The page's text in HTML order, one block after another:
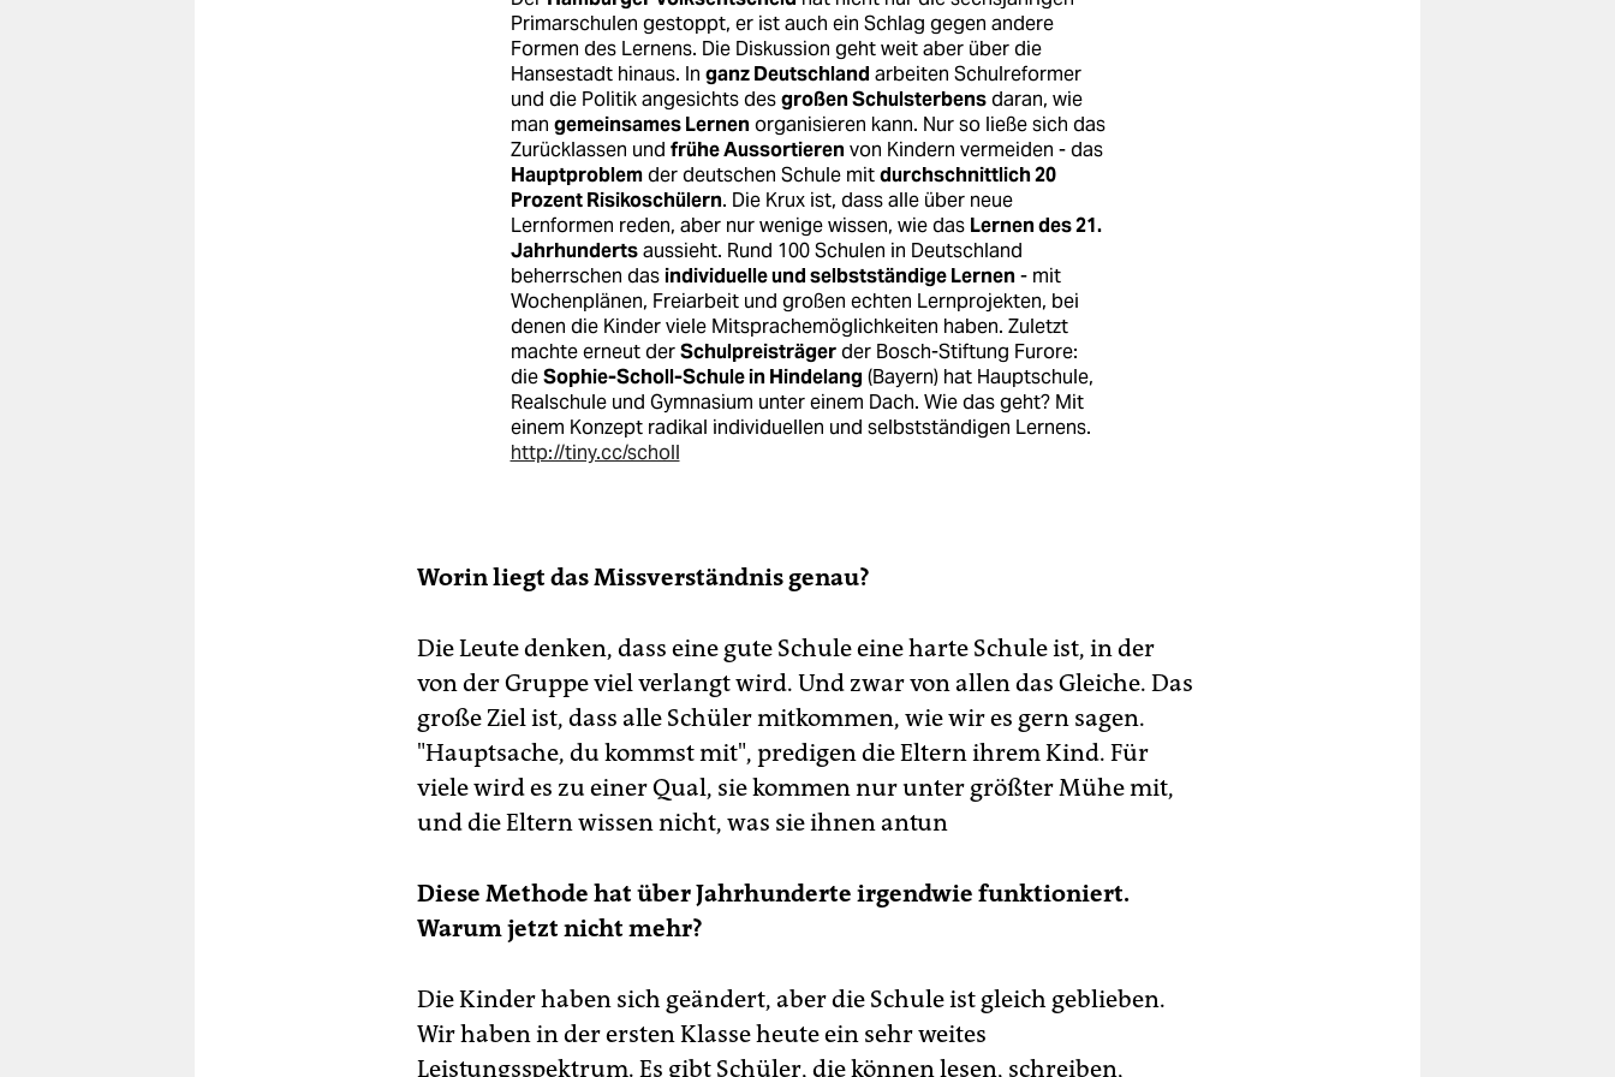
Primarschulen gestoppt, er ist auch ein Schlag gegen andere
Formen des Lernens. Die Diskussion geht weit aber über die
Hansestadt hinaus. In ganz Deutschland arbeiten Schulreformer
und die Politik angesichts desgroßen Schulsterbensdaran, wie
man gemeinsames Lernenorganisieren kann. Nur so ließe sich das
Zurücklassen und frühe Aussortierenvon Kindern vermeiden - das
Hauptproblemder deutschen Schule mitdurchschnittlich 20
Prozent Risikoschülern. Die Krux ist, dass alle über neue
Lernformen reden, aber nur wenige wissen, wie das Lernen des 21.
Jahrhundertsaussieht. Rund 100 Schulen in Deutschland
beherrschen dasindividuelle und selbstständige Lernen- mit
Wochenplänen, Freiarbeit und großen echten Lernprojekten, bei
denen die Kinder viele Mitsprachemöglichkeiten haben. Zuletzt
machte erneut derSchulpreisträgerder Bosch-Stiftung Furore:
dieSophie-Scholl-Schule in Hindelang (Bayern) hat Hauptschule,
Realschule und Gymnasium unter einem Dach. Wie das geht? Mit
einem Konzept radikal individuellen und selbstständigen Lernens.
http://tiny.cc/scholl
Worin liegt das Missverständnis genau?
Die Leute denken, dass eine gute Schule eine harte Schule ist, in der
von der Gruppe viel verlangt wird. Und zwar von allen das Gleiche. Das
große Ziel ist, dass alle Schüler mitkommen, wie wir es gern sagen.
"Hauptsache, du kommst mit", predigen die Eltern ihrem Kind. Für
viele wird es zu einer Qual, sie kommen nur unter größter Mühe mit,
und die Eltern wissen nicht, was sie ihnen antun
Diese Methode hat über Jahrhunderte irgendwie funktioniert.
Warum jetzt nicht mehr?
Die Kinder haben sich geändert, aber die Schule ist gleich geblieben.
Wir haben in der ersten Klasse heute ein sehr weites
Leistungsspektrum. Es gibt Schüler, die können lesen, schreiben,